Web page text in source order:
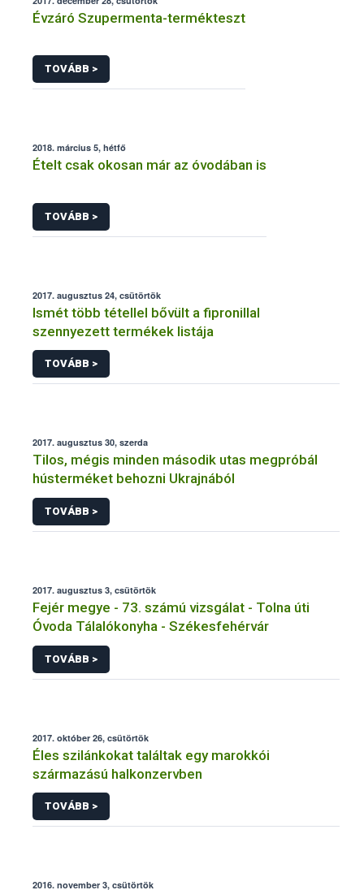
Évzáró Szupermenta-termékteszt
TOVÁBB >
2018. március 5, hétfő
Ételt csak okosan már az óvodában is
TOVÁBB >
2017. augusztus 24, csütörtök
Ismét több tétellel bővült a fipronillal
szennyezett termékek listája
TOVÁBB >
2017. augusztus 30, szerda
Tilos, mégis minden második utas megpróbál
hústerméket behozni Ukrajnából
TOVÁBB >
2017. augusztus 3, csütörtök
Fejér megye - 73. számú vizsgálat - Tolna úti
Óvoda Tálalókonyha - Székesfehérvár
TOVÁBB >
2017. október 26, csütörtök
Éles szilánkokat találtak egy marokkói
származású halkonzervben
TOVÁBB >
2016. november 3, csütörtök